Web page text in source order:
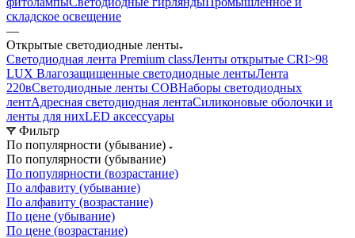
складское освещение
—
Открытые светодиодные ленты
Светодиодная лента Premium classЛенты открытые CRI>98
LUX Влагозащищенные светодиодные лентыЛента
220вСветодиодные ленты COBНаборы светодиодных
лентАдресная светодиодная лентаСиликоновые оболочки и
ленты для нихLED аксессуары
Фильтр
По популярности (убывание)
По популярности (убывание)
По популярности (возрастание)
По алфавиту (убывание)
По алфавиту (возрастание)
По цене (убывание)
По цене (возрастание)